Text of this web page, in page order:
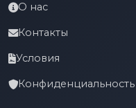
О нас
Контакты
Условия
Конфиденциальность